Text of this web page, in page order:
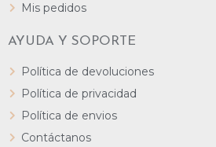
Mis pedidos
AYUDA Y SOPORTE
Política de devoluciones
Política de privacidad
Política de envios
Contáctanos